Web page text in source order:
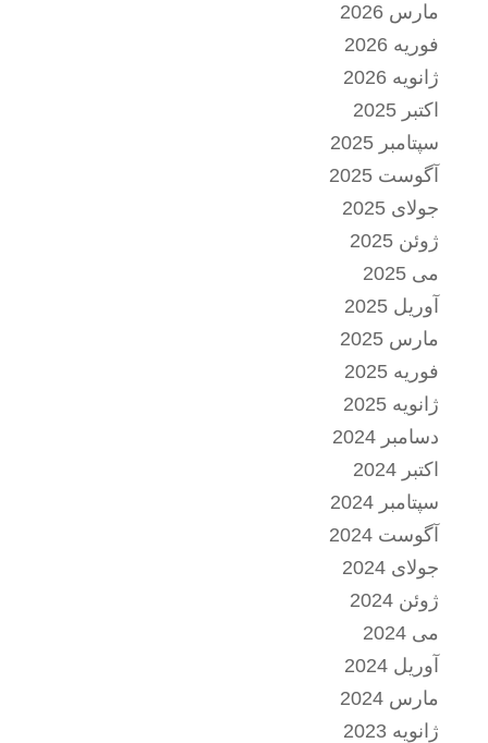
مارس 2026
فوریه 2026
ژانویه 2026
اکتبر 2025
سپتامبر 2025
آگوست 2025
جولای 2025
ژوئن 2025
می 2025
آوریل 2025
مارس 2025
فوریه 2025
ژانویه 2025
دسامبر 2024
اکتبر 2024
سپتامبر 2024
آگوست 2024
جولای 2024
ژوئن 2024
می 2024
آوریل 2024
مارس 2024
ژانویه 2023